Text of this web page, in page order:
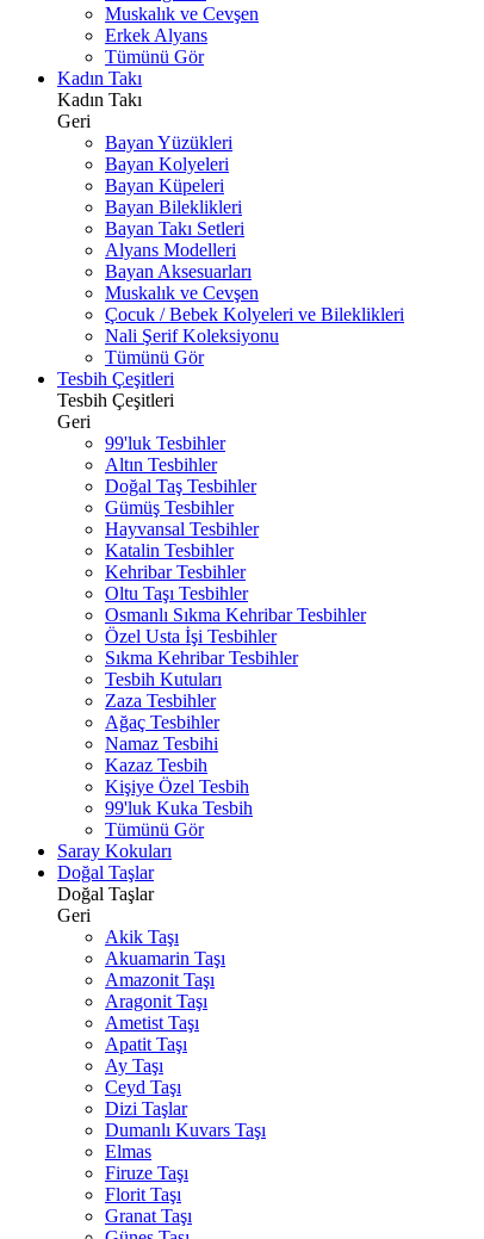
Muskalık ve Cevşen
Erkek Alyans
Tümünü Gör
Kadın Takı
Kadın Takı
Geri
Bayan Yüzükleri
Bayan Kolyeleri
Bayan Küpeleri
Bayan Bileklikleri
Bayan Takı Setleri
Alyans Modelleri
Bayan Aksesuarları
Muskalık ve Cevşen
Çocuk / Bebek Kolyeleri ve Bileklikleri
Nali Şerif Koleksiyonu
Tümünü Gör
Tesbih Çeşitleri
Tesbih Çeşitleri
Geri
99'luk Tesbihler
Altın Tesbihler
Doğal Taş Tesbihler
Gümüş Tesbihler
Hayvansal Tesbihler
Katalin Tesbihler
Kehribar Tesbihler
Oltu Taşı Tesbihler
Osmanlı Sıkma Kehribar Tesbihler
Özel Usta İşi Tesbihler
Sıkma Kehribar Tesbihler
Tesbih Kutuları
Zaza Tesbihler
Ağaç Tesbihler
Namaz Tesbihi
Kazaz Tesbih
Kişiye Özel Tesbih
99'luk Kuka Tesbih
Tümünü Gör
Saray Kokuları
Doğal Taşlar
Doğal Taşlar
Geri
Akik Taşı
Akuamarin Taşı
Amazonit Taşı
Aragonit Taşı
Ametist Taşı
Apatit Taşı
Ay Taşı
Ceyd Taşı
Dizi Taşlar
Dumanlı Kuvars Taşı
Elmas
Firuze Taşı
Florit Taşı
Granat Taşı